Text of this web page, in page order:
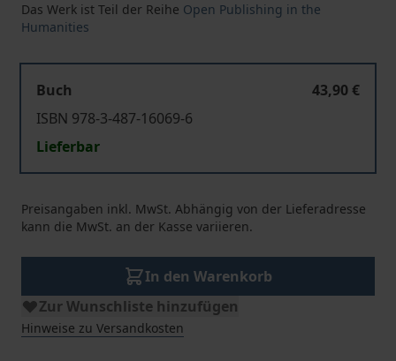
Das Werk ist Teil der Reihe Open Publishing in the
Humanities
Buch
43,90 €
ISBN 978-3-487-16069-6
Lieferbar
Preisangaben inkl. MwSt. Abhängig von der Lieferadresse
kann die MwSt. an der Kasse variieren.
In den Warenkorb
Zur Wunschliste hinzufügen
Hinweise zu Versandkosten